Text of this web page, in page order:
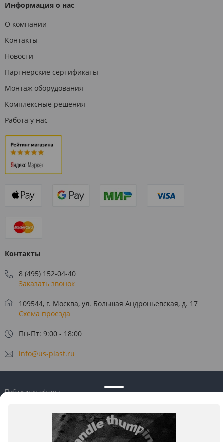
Информация о нас
О компании
Контакты
Новости
Партнерские сертификаты
Монтаж оборудования
Комплексные решения
Работа у нас
Контакты
8 (495) 152-04-40
Заказать звонок
109544, г. Москва, ул. Большая Андроньевская, д. 17
Схема проезда
Пн-Пт: 9:00 - 18:00
info@us-plast.ru
Публичная оферта
Согласие на получение рекламных материалов
Пользовательское соглашение